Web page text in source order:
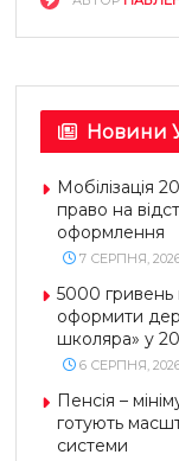
Новини
Мобілізація
право на
оформлення
7 СЕРПНЯ, 2026
5000 гривень
оформити
школяра» у
6 СЕРПНЯ, 2026
Пенсія –
готують
системи